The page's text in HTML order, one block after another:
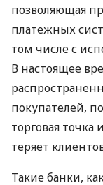
позволяющая
платежных
том числе с
В настоящее
покупателей,
торговая
теряет
Такие банки,